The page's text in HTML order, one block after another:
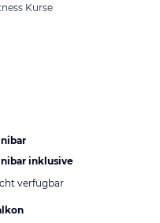
Kurse
inklusive
verfügbar